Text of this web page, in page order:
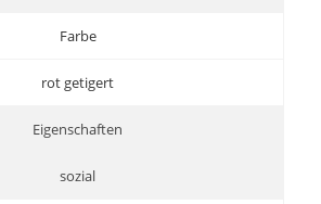
Farbe
rot getigert
Eigenschaften
sozial